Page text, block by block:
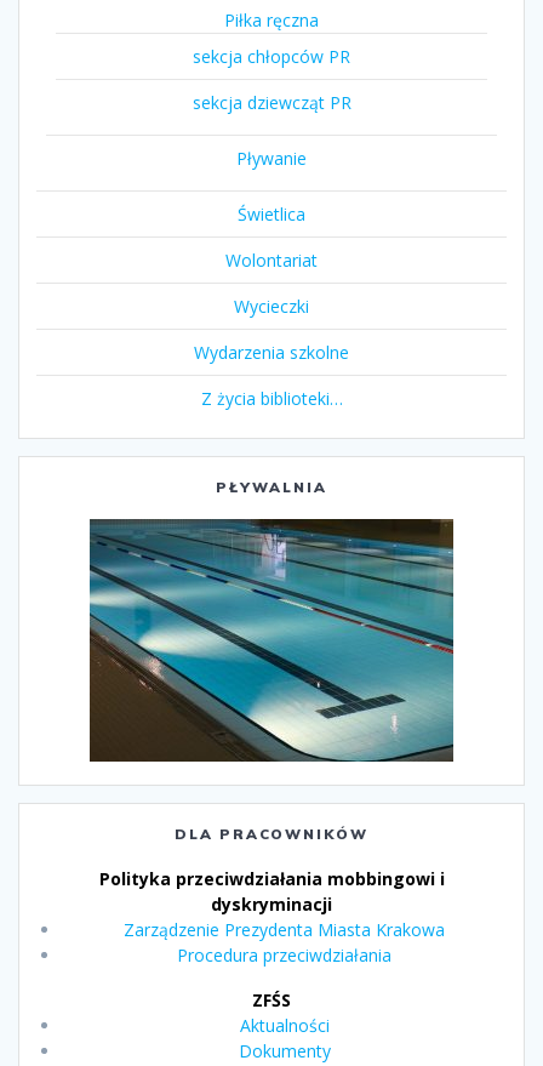
Piłka ręczna
sekcja chłopców PR
sekcja dziewcząt PR
Pływanie
Świetlica
Wolontariat
Wycieczki
Wydarzenia szkolne
Z życia biblioteki…
PŁYWALNIA
DLA PRACOWNIKÓW
Polityka przeciwdziałania mobbingowi i
dyskryminacji
Zarządzenie Prezydenta Miasta Krakowa
Procedura przeciwdziałania
ZFŚS
Aktualności
Dokumenty